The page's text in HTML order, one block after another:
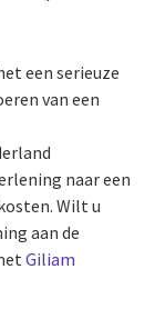
een serieuze
van een
naar een
Wilt u
aan de
Giliam